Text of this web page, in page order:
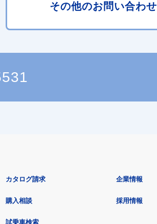
その他のお問い合わせ
カタログ請求
購入相談
試乗車検索
企業情報
採用情報